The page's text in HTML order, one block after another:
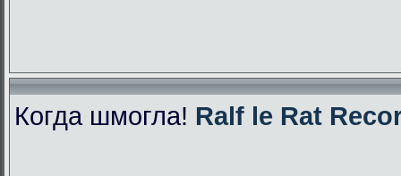
Когда шмогла! Ralf le Rat